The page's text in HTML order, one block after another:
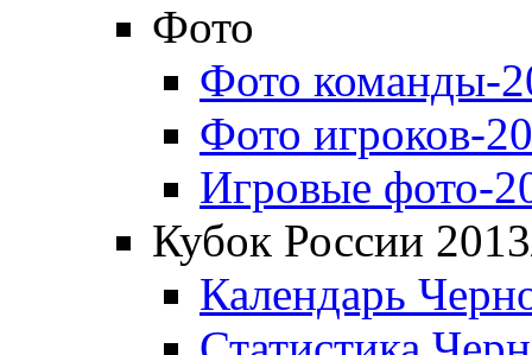
Фото
Фото команды-
Фото игроков-
Игровые фото-
Кубок России
Календарь